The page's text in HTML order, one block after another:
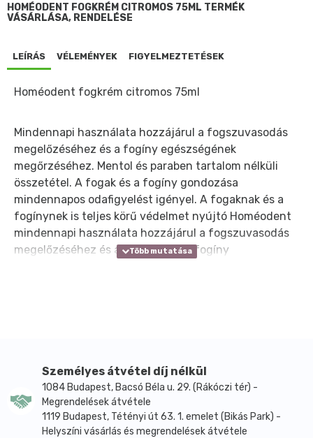
HOMÉODENT FOGKRÉM CITROMOS 75ML TERMÉK
VÁSÁRLÁSA, RENDELÉSE
LEÍRÁS VÉLEMÉNYEK FIGYELMEZTETÉSEK
Homéodent fogkrém citromos 75ml
Mindennapi használata hozzájárul a fogszuvasodás
megelőzéséhez és a fogíny egészségének
megőrzéséhez. Mentol és paraben tartalom nélküli
összetétel. A fogak és a fogíny gondozása
mindennapos odafigyelést igényel. A fogaknak és a
fogínynek is teljes körű védelmet nyújtó Homéodent
mindennapi használata hozzájárul a fogszuvasodás
megelőzéséhez és az egészséges fogíny
Személyes átvétel díj nélkül
1084 Budapest, Bacsó Béla u. 29. (Rákóczi tér) -
Megrendelések átvétele
1119 Budapest, Tétényi út 63. 1. emelet (Bikás Park) -
Helyszíni vásárlás és megrendelések átvétele